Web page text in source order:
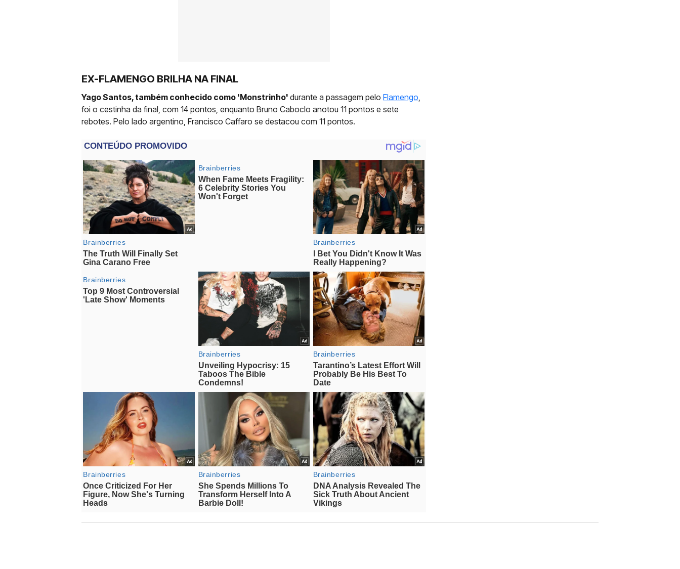
EX-FLAMENGO BRILHA NA FINAL
Yago Santos, também conhecido como 'Monstrinho' durante a passagem pelo Flamengo,
foi o cestinha da final, com 14 pontos, enquanto Bruno Caboclo anotou 11 pontos e sete
rebotes. Pelo lado argentino, Francisco Caffaro se destacou com 11 pontos.